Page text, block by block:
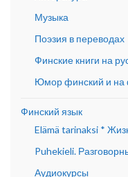
Музыка
Поэзия в переводах
Финские книги на
Юмор финский и на
Финский язык
Elämä tarinaksi *
Puhekieli.
Аудиокурсы